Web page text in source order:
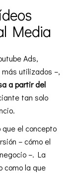
Media
Ads,
utilizados –,
a partir del
tan solo
el concepto
– cómo el
–. La
como la que